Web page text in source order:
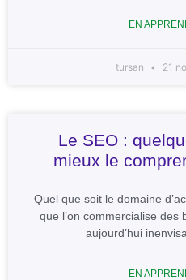
EN
tursan 21
Le SEO :
mieux le
Quel que soit le domaine
que l’on commercialise des
aujourd’hui
EN